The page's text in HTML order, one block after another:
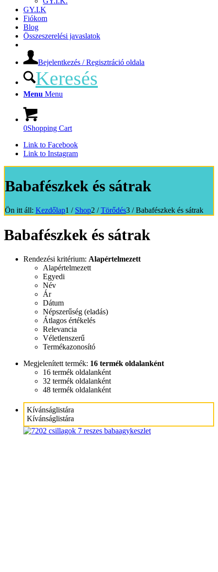
GY.I.K
Fiókom
Blog
Összeszerelési javaslatok
Bejelentkezés / Regisztráció oldala
Keresés
Menu Menu
0Shopping Cart
Link to Facebook
Link to Instagram
Babafészkek és sátrak
Ön itt áll: Kezdőlap1 / Shop2 / Törődés3 / Babafészkek és sátrak
Babafészkek és sátrak
Rendezési kritérium: Alapértelmezett
Alapértelmezett
Egyedi
Név
Ár
Dátum
Népszerűség (eladás)
Átlagos értékelés
Relevancia
Véletlenszerű
Termékazonosító
Megjelenített termék: 16 termék oldalanként
16 termék oldalanként
32 termék oldalanként
48 termék oldalanként
Kívánságlistára
Kívánságlistára